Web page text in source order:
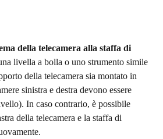
della telecamera alla staffa di
livella a bolla o uno strumento simile
della telecamera sia montato in
sinistra e destra devono essere
In caso contrario, è possibile
della telecamera e la staffa di